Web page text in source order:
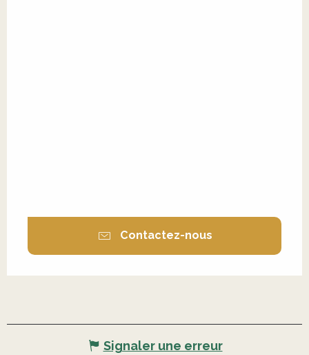
Contactez-nous
Signaler une erreur